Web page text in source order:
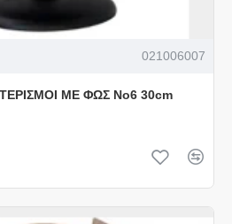
021006007
ΜΕ ΦΩΣ No6 30cm